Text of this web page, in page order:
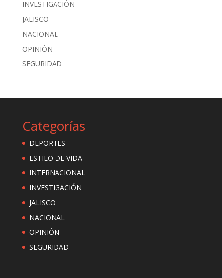
INVESTIGACIÓN
JALISCO
NACIONAL
OPINIÓN
SEGURIDAD
Categorías
DEPORTES
ESTILO DE VIDA
INTERNACIONAL
INVESTIGACIÓN
JALISCO
NACIONAL
OPINIÓN
SEGURIDAD